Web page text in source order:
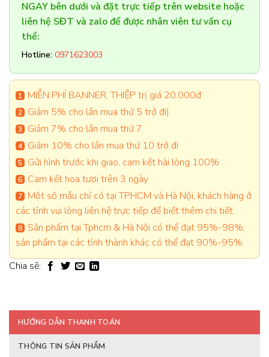
NGAY bên dưới và đặt trực tiếp trên website hoặc
liên hệ SĐT và zalo để được nhân viên tư vấn cụ
thể:
Hotline: 0971623003
MIỄN PHÍ BANNER, THIỆP trị giá 20.000đ
Giảm 5% cho lần mua thứ 5 trở đi)
Giảm 7% cho lần mua thứ 7
Giảm 10% cho lần mua thứ 10 trở đi
Gửi hình trước khi giao, cam kết hài lòng 100%
Cam kết hoa tươi trên 3 ngày
Một số mẫu chỉ có tại TPHCM và Hà Nội, khách hàng ở
các tỉnh vui lòng liên hệ trực tiếp để biết thêm chi tiết.
Sản phẩm tại Tphcm & Hà Nội có thể đạt 95%-98%,
sản phẩm tại các tỉnh thành khác có thể đạt 90%-95%
Chia sẽ:
HƯỚNG DẪN THANH TOÁN
THÔNG TIN SẢN PHẨM